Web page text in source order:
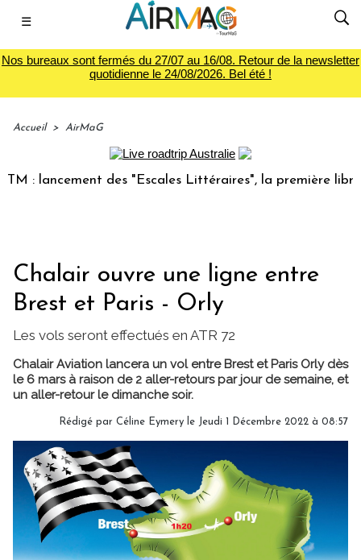
☰
Nos bureaux sont fermés du 27/07 au 16/08. Retour de la newsletter
quotidienne le 24/08/2026. Bel été !
Accueil > AirMaG
lancement des "Escales Littéraires", la première librairie
Chalair ouvre une ligne entre
Brest et Paris - Orly
Les vols seront effectués en ATR 72
Chalair Aviation lancera un vol entre Brest et Paris Orly dès
le 6 mars à raison de 2 aller-retours par jour de semaine, et
un aller-retour le dimanche soir.
Rédigé par Céline Eymery le Jeudi 1 Décembre 2022 à 08:57